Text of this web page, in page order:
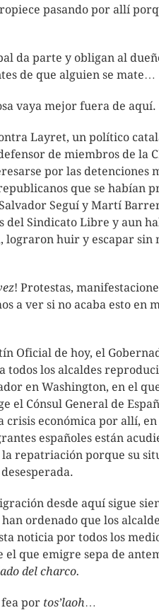
pasando por allí
da parte y obligan al
de que alguien se mate…
vaya mejor fuera de aquí.
Layret, un político
de miembros de la
por las detenciones
que se habían
Seguí y Martí
del Sindicato Libre y aun
lograron huir y escapar sin
! Protestas,
a ver si no acaba esto en
Oficial de hoy, el
los alcaldes
en Washington, en el
el Cónsul General de
crisis económica por allí, en
españoles están
repatriación porque su
desde aquí sigue
ordenado que los
noticia por todos los
el que emigre sepa de
del charco.
fea por tos’laoh…